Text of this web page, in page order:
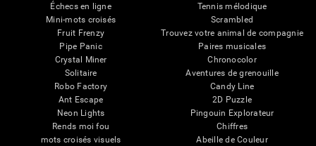
Échecs en ligne
Mini-mots croisés
Fruit Frenzy
Pipe Panic
Crystal Miner
Solitaire
Robo Factory
Ant Escape
Neon Lights
Rends moi fou
mots croisés visuels
Tennis mélodique
Scrambled
Trouvez votre animal de compagnie
Paires musicales
Chronocolor
Aventures de grenouille
Candy Line
2D Puzzle
Pingouin Explorateur
Chiffres
Abeille de Couleur